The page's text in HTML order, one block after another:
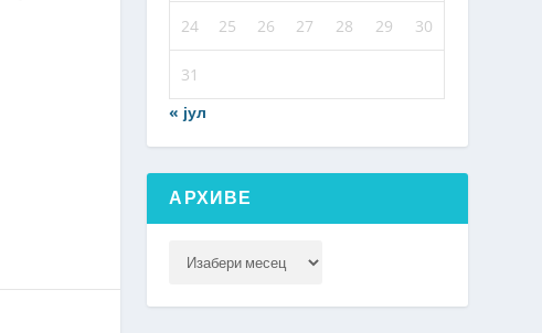
24 25 26 27 28 29 30
31
« јул
АРХИВЕ